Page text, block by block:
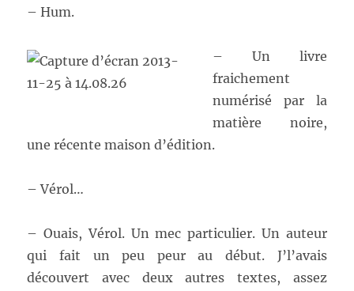
– Hum.
– Un livre
fraichement
numérisé par la
matière noire,
une récente maison d’édition.
– Vérol…
– Ouais, Vérol. Un mec particulier. Un auteur
qui fait un peu peur au début. J’l’avais
découvert avec deux autres textes, assez